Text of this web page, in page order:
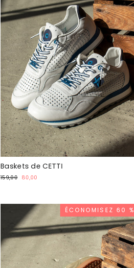
Baskets de CETTI
Prix
159,00
Prix
80,00
ÉCONOMISEZ 60 %